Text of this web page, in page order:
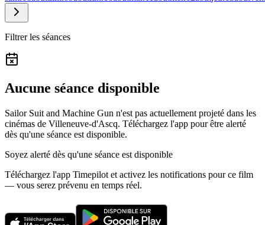
Filtrer les séances
Aucune séance disponible
Sailor Suit and Machine Gun n'est pas actuellement projeté dans les
cinémas de Villeneuve-d'Ascq. Téléchargez l'app pour être alerté
dès qu'une séance est disponible.
Soyez alerté dès qu'une séance est disponible
Téléchargez l'app Timepilot et activez les notifications pour ce film
— vous serez prévenu en temps réel.